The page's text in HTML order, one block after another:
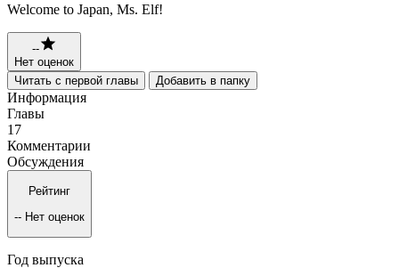
Welcome to Japan, Ms. Elf!
--
Нет оценок
Читать с первой главы
Добавить в папку
Информация
Главы
17
Комментарии
Обсуждения
Рейтинг
-- Нет оценок
Год выпуска